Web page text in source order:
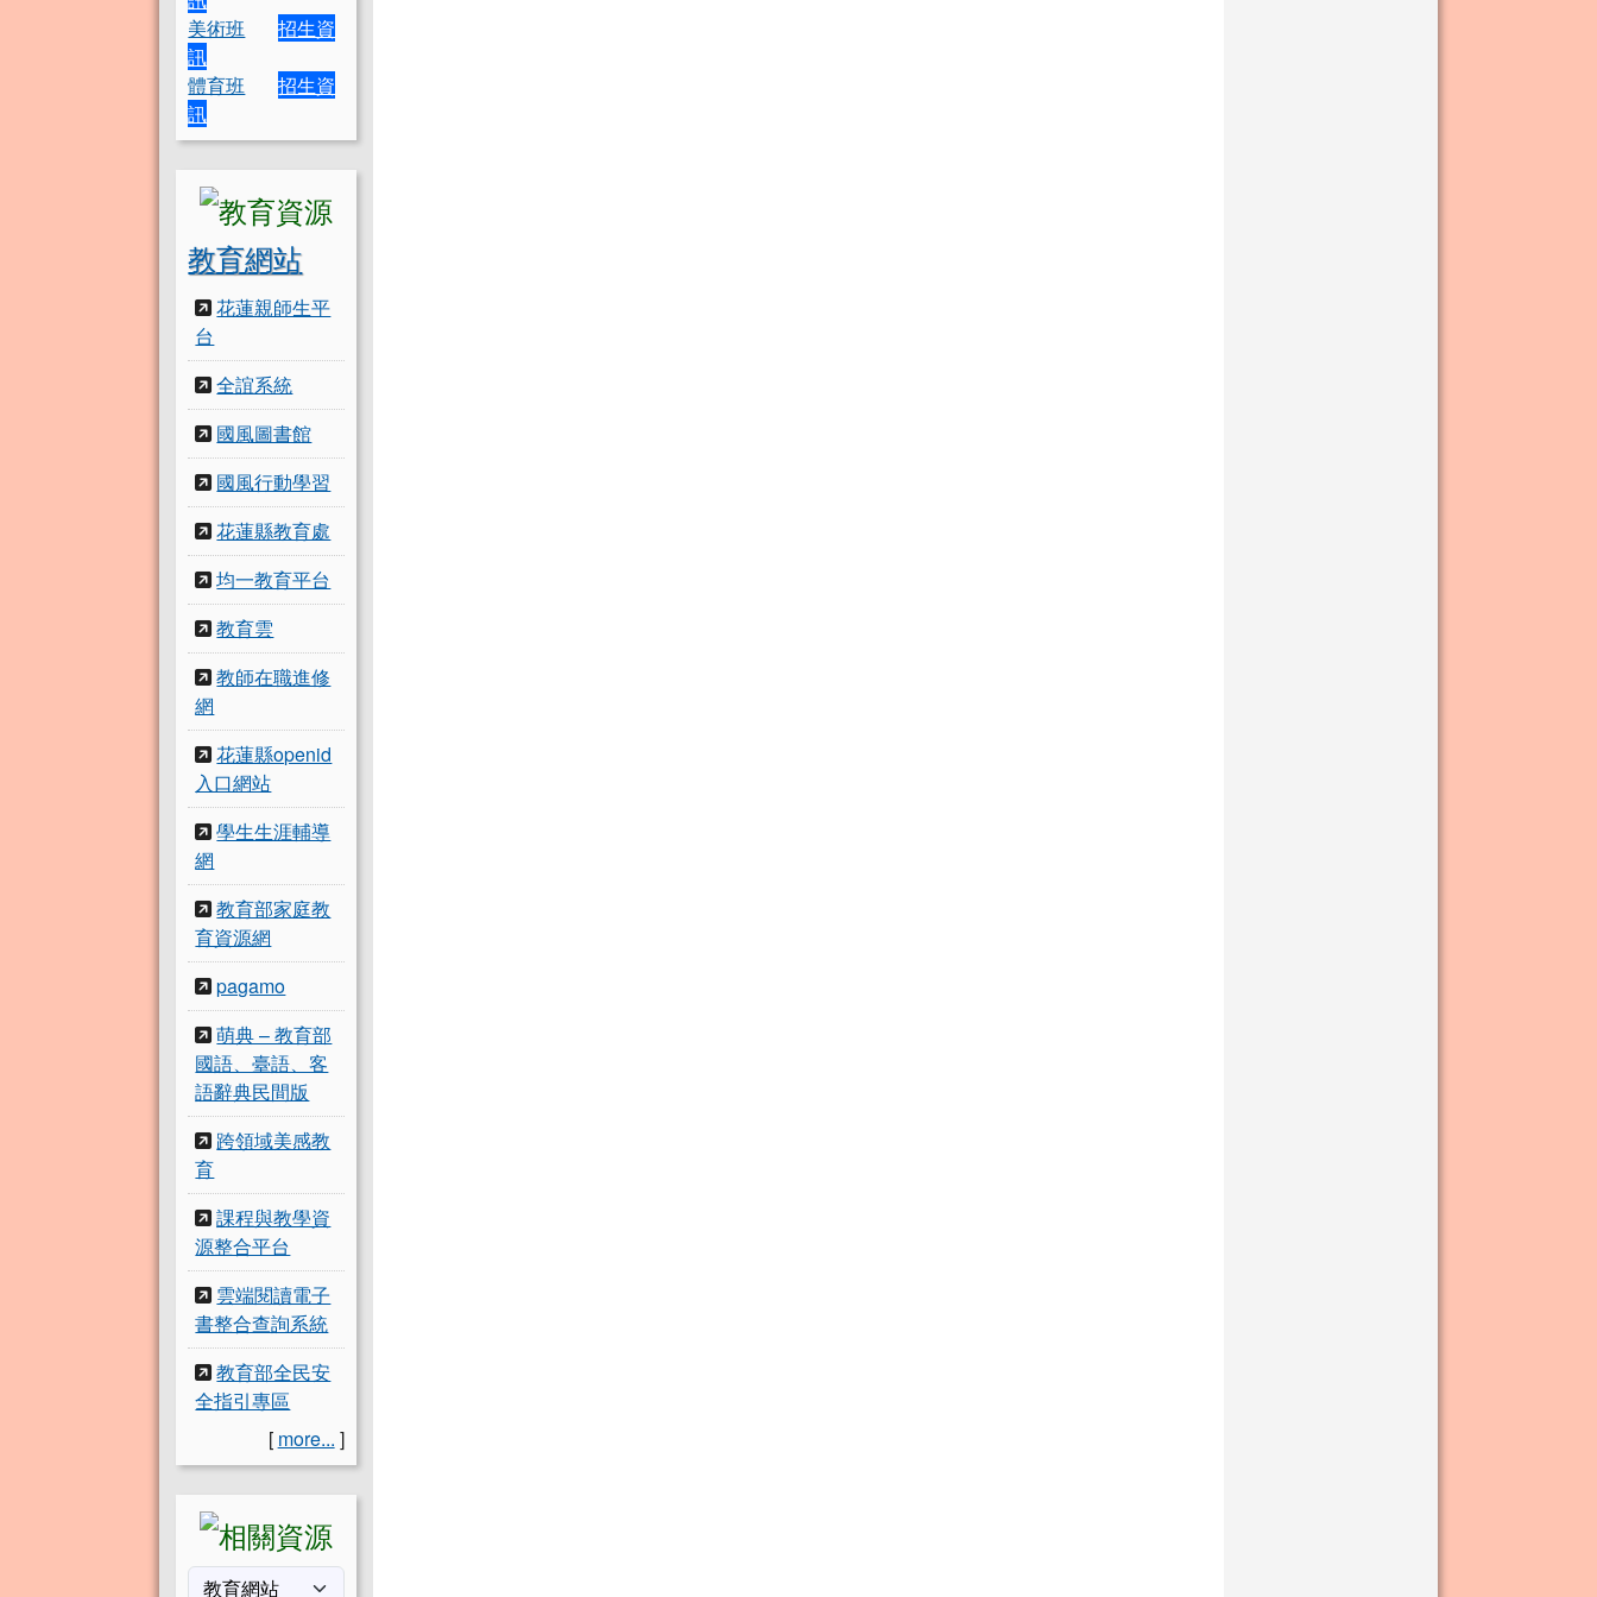
美術班
招生資
訊
體育班
招生資
訊
教育網站
花蓮親師生平
台
全誼系統
國風圖書館
國風行動學習
花蓮縣教育處
均一教育平台
教育雲
教師在職進修
網
花蓮縣openid
入口網站
學生生涯輔導
網
教育部家庭教
育資源網
pagamo
萌典 – 教育部
國語、臺語、客
語辭典民間版
跨領域美感教
育
課程與教學資
源整合平台
雲端閱讀電子
書整合查詢系統
教育部全民安
全指引專區
[ more... ]